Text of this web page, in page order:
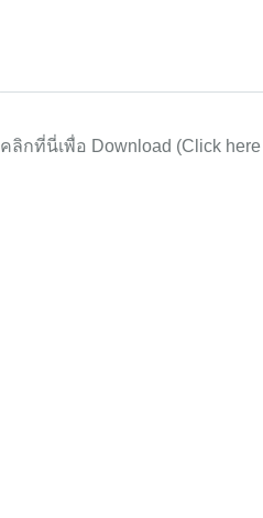
คลิกที่นี่เพื่อ Download (Click